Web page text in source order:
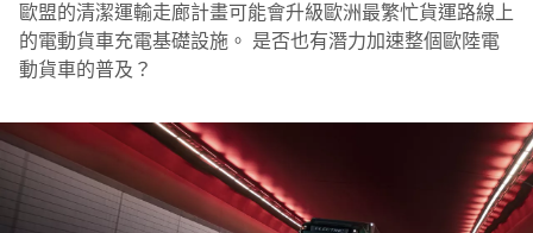
歐盟的清潔運輸走廊計畫可能會升級歐洲最繁忙貨運路線上
的電動貨車充電基礎設施。 是否也有潛力加速整個歐陸電
動貨車的普及？